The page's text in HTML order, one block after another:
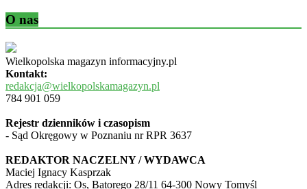
O nas
Wielkopolska magazyn informacyjny.pl
Kontakt:
redakcja@wielkopolskamagazyn.pl
784 901 059
Rejestr dzienników i czasopism
- Sąd Okręgowy w Poznaniu nr RPR 3637
REDAKTOR NACZELNY / WYDAWCA
Maciej Ignacy Kasprzak
Adres redakcji: Os, Batorego 28/11 64-300 Nowy Tomyśl